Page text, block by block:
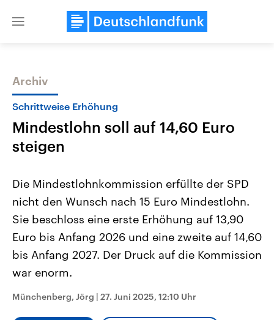
Close
Themen
Landtagswahl Sachsen-Anhalt
2026
Alle Informationen
Sachsen-Anhalt wählt am 6.
September 2026 einen neuen
Landtag. Seit 2021 wird das
Bundesland von einer Koalition aus
Umfragen, Prognosen,
Wahlprogramme, aktuelle Berichte
USA
Aktuelle Beiträge,
Hintergründe
Wirtschaftlich und
gehören die Vereinigten
den mächtigsten Ländern
Archiv
Schrittweise Erhöhung
Mindestlohn soll auf 14,60 Euro
steigen
Die Mindestlohnkommission erfüllte der SPD
nicht den Wunsch nach 15 Euro Mindestlohn.
Sie beschloss eine erste Erhöhung auf 13,90
Euro bis Anfang 2026 und eine zweite auf 14,60
bis Anfang 2027. Der Druck auf die Kommission
war enorm.
Münchenberg, Jörg | 27. Juni 2025, 12:10 Uhr